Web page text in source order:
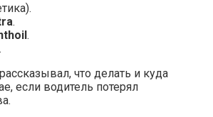
.
.
.
что делать и куда
если водитель потерял